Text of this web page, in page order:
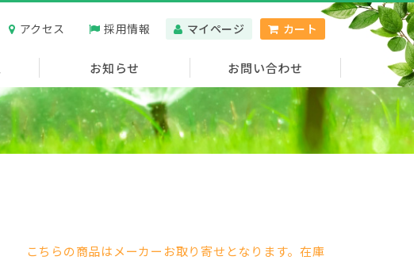
カート
マイページ
採用情報
アクセス
お知らせ お問い合わせ
こちらの商品はメーカーお取り寄せとなります。在庫